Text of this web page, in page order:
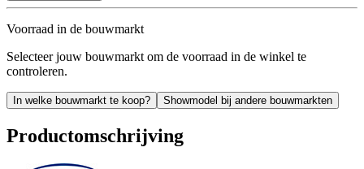
Voorraad in de bouwmarkt
Selecteer jouw bouwmarkt om de voorraad in de winkel te
controleren.
In welke bouwmarkt te koop? Showmodel bij andere bouwmarkten
Productomschrijving